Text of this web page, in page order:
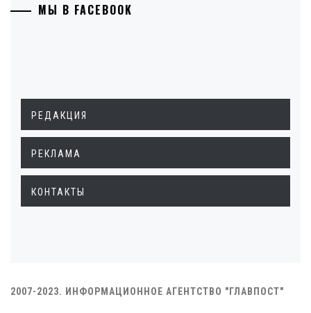
МЫ В FACEBOOK
РЕДАКЦИЯ
РЕКЛАМА
КОНТАКТЫ
2007-2023. ИНФОРМАЦИОННОЕ АГЕНТСТВО "ГЛАВПОСТ"